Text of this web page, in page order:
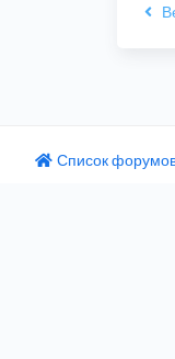
Список